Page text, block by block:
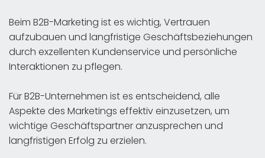
Beim B2B-Marketing ist es wichtig, Vertrauen
aufzubauen und langfristige Geschäftsbeziehungen
durch exzellenten Kundenservice und persönliche
Interaktionen zu pflegen.
Für B2B-Unternehmen ist es entscheidend, alle
Aspekte des Marketings effektiv einzusetzen, um
wichtige Geschäftspartner anzusprechen und
langfristigen Erfolg zu erzielen.